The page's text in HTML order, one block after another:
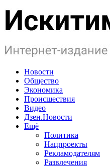
Новости
Общество
Экономика
Происшествия
Видео
Дзен.Новости
Ещё
Политика
Нацпроекты
Рекламодателям
Развлечения